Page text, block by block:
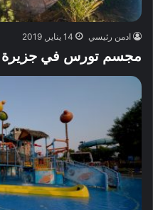
ادمن رئيسي 14 يناير, 2019
مجسم تورس في جزيرة